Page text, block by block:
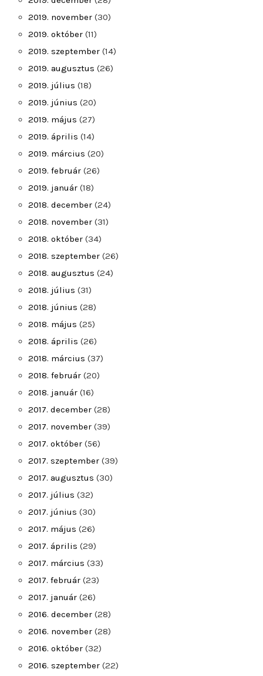
2019. november (30)
2019. október (11)
2019. szeptember (14)
2019. augusztus (26)
2019. július (18)
2019. június (20)
2019. május (27)
2019. április (14)
2019. március (20)
2019. február (26)
2019. január (18)
2018. december (24)
2018. november (31)
2018. október (34)
2018. szeptember (26)
2018. augusztus (24)
2018. július (31)
2018. június (28)
2018. május (25)
2018. április (26)
2018. március (37)
2018. február (20)
2018. január (16)
2017. december (28)
2017. november (39)
2017. október (56)
2017. szeptember (39)
2017. augusztus (30)
2017. július (32)
2017. június (30)
2017. május (26)
2017. április (29)
2017. március (33)
2017. február (23)
2017. január (26)
2016. december (28)
2016. november (28)
2016. október (32)
2016. szeptember (22)